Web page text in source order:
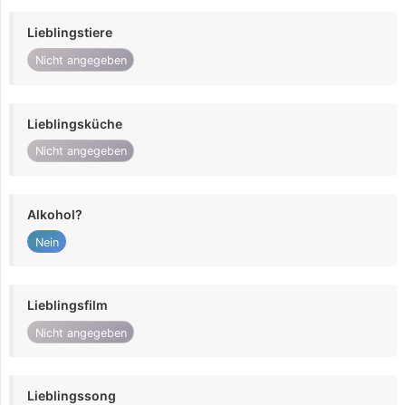
Lieblingstiere
Nicht angegeben
Lieblingsküche
Nicht angegeben
Alkohol?
Nein
Lieblingsfilm
Nicht angegeben
Lieblingssong